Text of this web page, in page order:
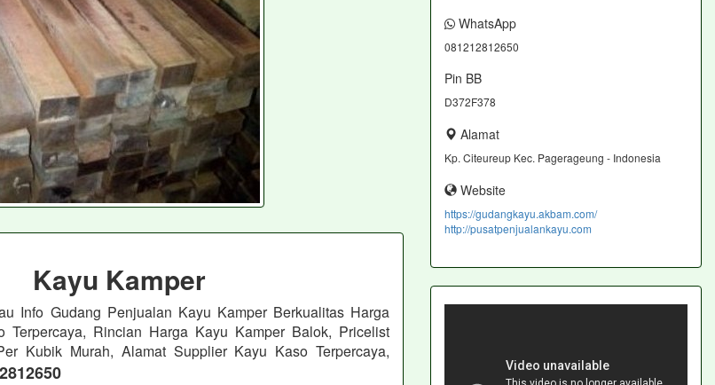
Kayu Kamper
Info Gudang Penjualan Kayu Kamper Berkualitas Harga
Terpercaya, Rincian Harga Kayu Kamper Balok, Pricelist
Kubik Murah, Alamat Supplier Kayu Kaso Terpercaya,
WhatsApp
081212812650
Pin BB
D372F378
Alamat
Kp. Citeureup Kec. Pagerageung - Indonesia
Website
https://gudangkayu.akbam.com/
http://pusatpenjualankayu.com